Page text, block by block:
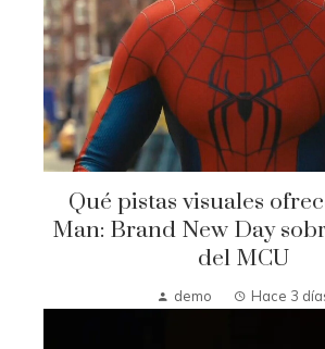
Qué pistas visuales
Man: Brand New Day
del MCU
demo Hace 3